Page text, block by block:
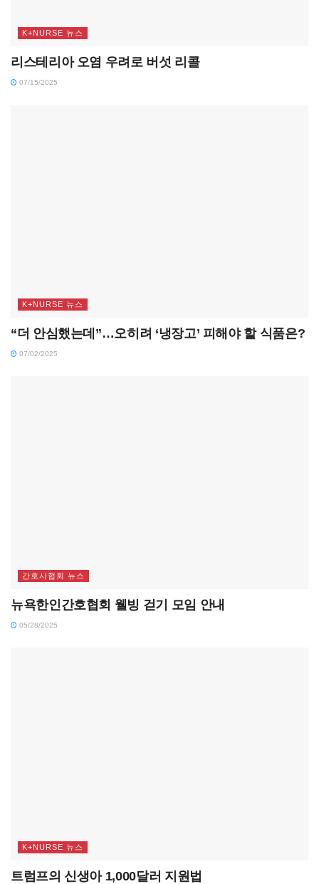
K+NURSE 뉴스
리스테리아 오염 우려로 버섯 리콜
07/15/2025
K+NURSE 뉴스
“더 안심했는데”…오히려 ‘냉장고’ 피해야 할 식품은?
07/02/2025
간호사협회 뉴스
뉴욕한인간호협회 웰빙 걷기 모임 안내
05/28/2025
K+NURSE 뉴스
트럼프의 신생아 1,000달러 지원법